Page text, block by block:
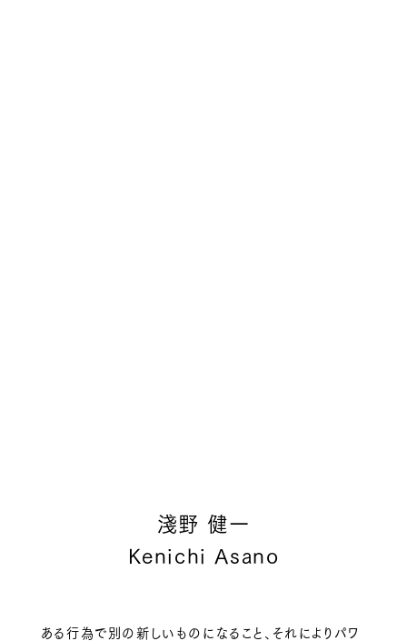
淺野 健一
Kenichi Asano
ある行為で別の新しいものになること、それによりパワ